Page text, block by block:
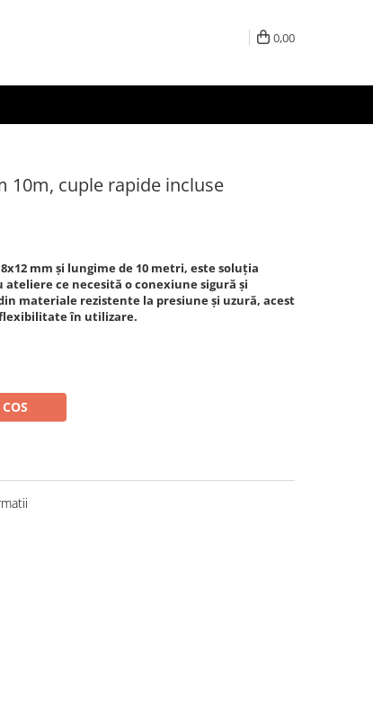
0,00
10m, cuple rapide incluse
8x12 mm și lungime de 10 metri, este soluția
ce necesită o conexiune sigură și
materiale rezistente la presiune și uzură, acest
în utilizare.